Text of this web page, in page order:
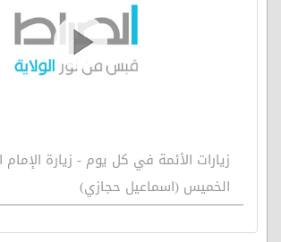
زيارات الأئمة في كل يوم - زيارة
الخميس (اسماعيل حجازي)